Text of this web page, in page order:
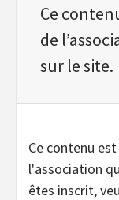
Ce
de
sur le site.
Ce contenu
l'association
êtes inscrit,